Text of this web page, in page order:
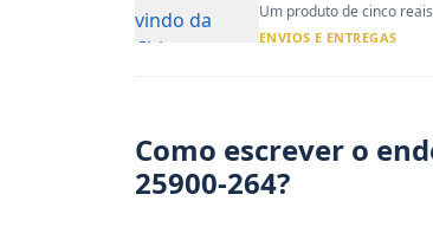
Um produto de cinco
ENVIOS E ENTREGAS
Como escrever o
25900-264?